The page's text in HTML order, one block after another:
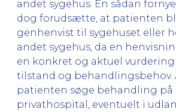
andet sygehus. En sådan
dog forudsætte, at patienten
genhenvist til sygehuset eller
andet sygehus, da en
en konkret og aktuel
tilstand og behandlingsbehov.
patienten søge behandling på
privathospital, eventuelt i